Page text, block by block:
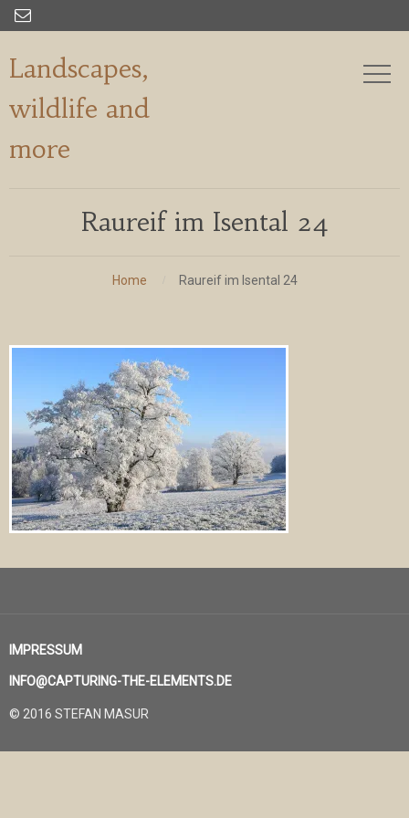

Landscapes,
wildlife and
more
Raureif im Isental 24
Home Raureif im Isental 24
IMPRESSUM
INFO@CAPTURING-THE-ELEMENTS.DE
© 2016 STEFAN MASUR